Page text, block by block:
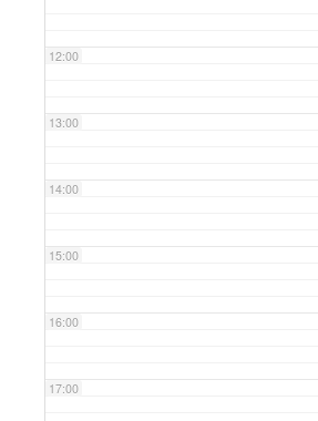
12:00
13:00
14:00
15:00
16:00
17:00